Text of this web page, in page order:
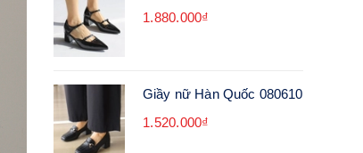
1.880.000₫
Giầy nữ Hàn Quốc 080610
1.520.000₫